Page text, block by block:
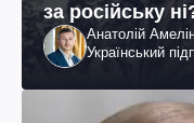
за російську
Анатолій
Український